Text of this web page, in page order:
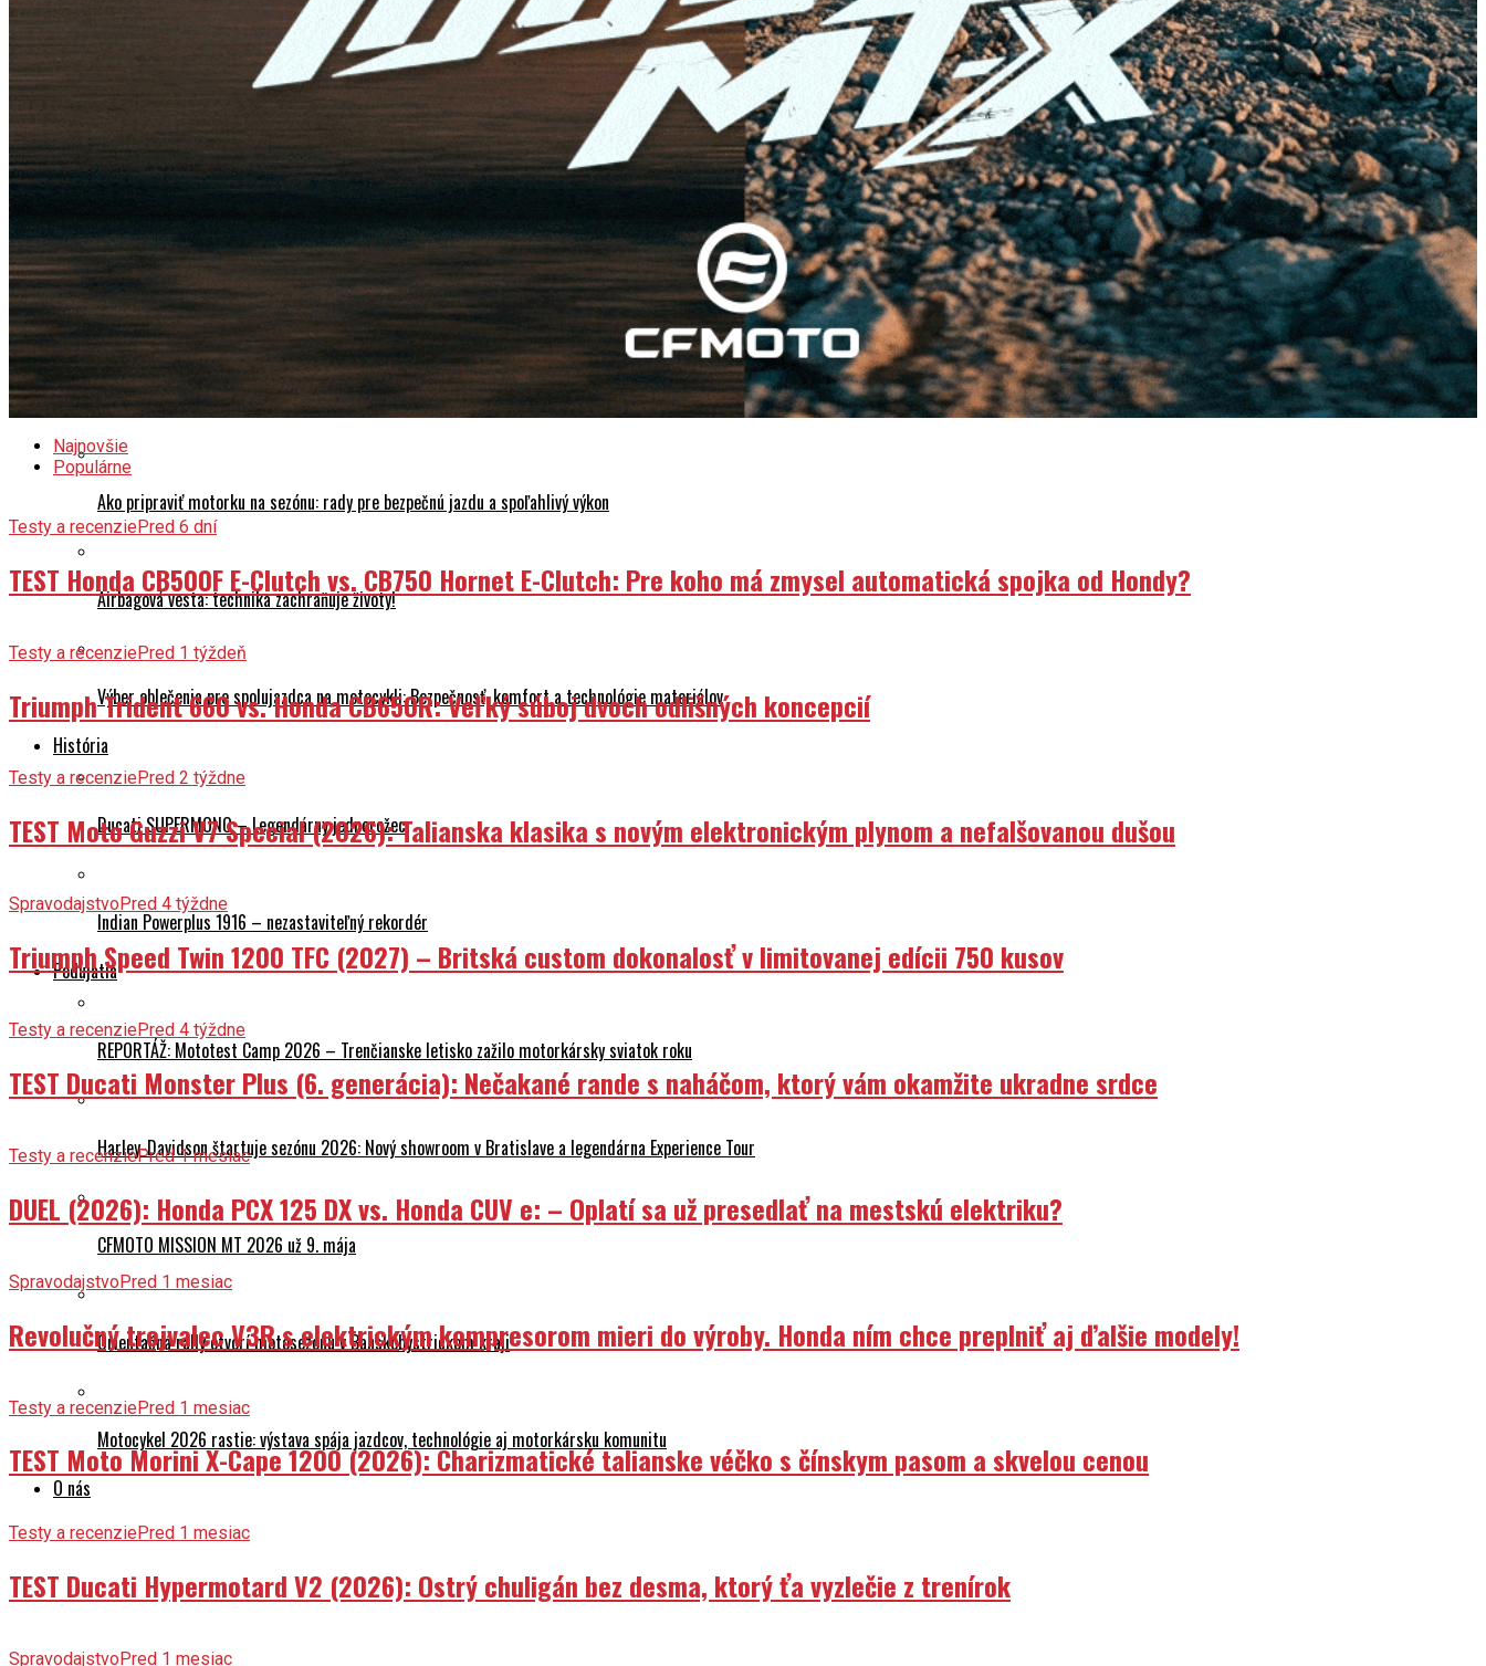
Cestujeme s Motobulharom: Rakúsko
Prvý krát do Álp? Slovinsko si zamiluješ
Motoporadňa
Na naháči svetom: 245 000 km na Yamahe FZ1N a nechystá sa skončiť
HLADKÝ ŠTART: Ako PRIPRAVIŤ MOTORKU NA SEZÓNU
Ako pripraviť motorku na sezónu: rady pre bezpečnú jazdu a spoľahlivý výkon
Airbagová vesta: technika zachraňuje životy!
Výber oblečenia pre spolujazdca na motocykli: Bezpečnosť, komfort a technológie materiálov
História
Ducati SUPERMONO – Legendárny jednorožec
Indian Powerplus 1916 – nezastaviteľný rekordér
Podujatia
REPORTÁŽ: Mototest Camp 2026 – Trenčianske letisko zažilo motorkársky sviatok roku
Harley-Davidson štartuje sezónu 2026: Nový showroom v Bratislave a legendárna Experience Tour
CFMOTO MISSION MT 2026 už 9. mája
Orientačná rally otvorí motosezónu v Banskobystrickom kraji
Motocykel 2026 rastie: výstava spája jazdcov, technológie aj motorkársku komunitu
O nás
Najnovšie
Populárne
Testy a recenziePred 6 dní
TEST Honda CB500F E-Clutch vs. CB750 Hornet E-Clutch: Pre koho má zmysel automatická spojka od Hondy?
Testy a recenziePred 1 týždeň
Triumph Trident 660 vs. Honda CB650R: Veľký súboj dvoch odlišných koncepcií
Testy a recenziePred 2 týždne
TEST Moto Guzzi V7 Special (2026): Talianska klasika s novým elektronickým plynom a nefalšovanou dušou
SpravodajstvoPred 4 týždne
Triumph Speed Twin 1200 TFC (2027) – Britská custom dokonalosť v limitovanej edícii 750 kusov
Testy a recenziePred 4 týždne
TEST Ducati Monster Plus (6. generácia): Nečakané rande s naháčom, ktorý vám okamžite ukradne srdce
Testy a recenziePred 1 mesiac
DUEL (2026): Honda PCX 125 DX vs. Honda CUV e: – Oplatí sa už presedlať na mestskú elektriku?
SpravodajstvoPred 1 mesiac
Revolučný trojvalec V3R s elektrickým kompresorom mieri do výroby. Honda ním chce preplniť aj ďalšie modely!
Testy a recenziePred 1 mesiac
TEST Moto Morini X-Cape 1200 (2026): Charizmatické talianske véčko s čínskym pasom a skvelou cenou
Testy a recenziePred 1 mesiac
TEST Ducati Hypermotard V2 (2026): Ostrý chuligán bez desma, ktorý ťa vyzlečie z trenírok
SpravodajstvoPred 1 mesiac